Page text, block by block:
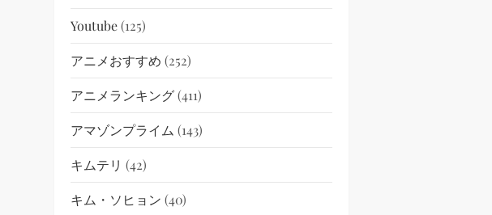
Youtube(125)
アニメおすすめ (252)
アニメランキング(411)
アマゾンプライム (143)
キムテリ (42)
キム・ソヒョン (40)